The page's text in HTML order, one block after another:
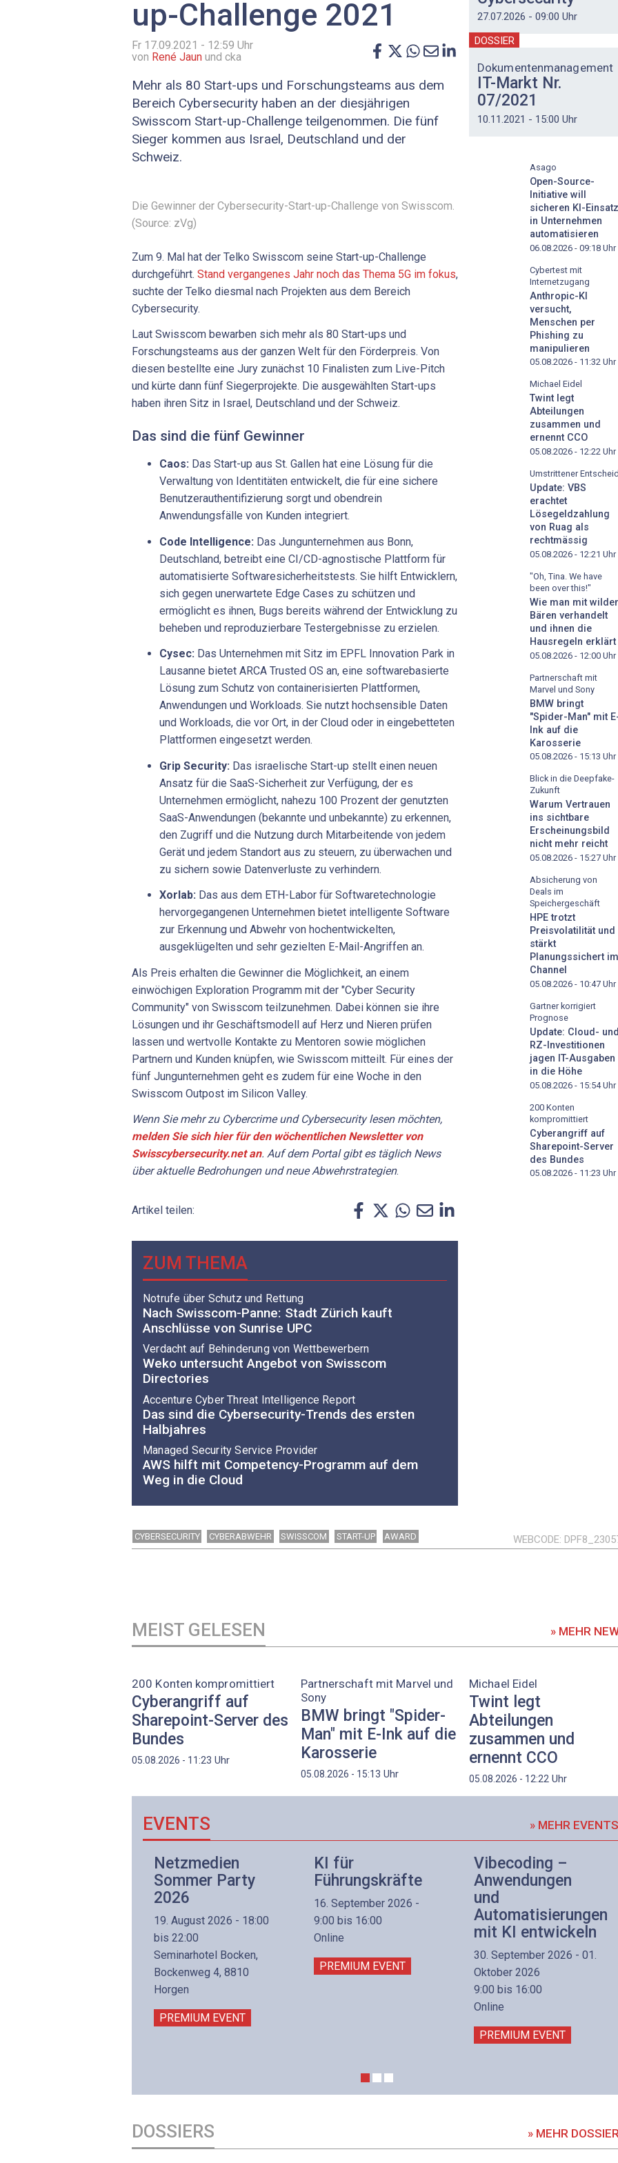
up-Challenge 2021
Fr 17.09.2021 - 12:59 Uhr
von René Jaun und cka
Mehr als 80 Start-ups und Forschungsteams aus dem
Bereich Cybersecurity haben an der diesjährigen
Swisscom Start-up-Challenge teilgenommen. Die fünf
Sieger kommen aus Israel, Deutschland und der
Schweiz.
Die Gewinner der Cybersecurity-Start-up-Challenge von Swisscom.
(Source: zVg)
Zum 9. Mal hat der Telko Swisscom seine Start-up-Challenge
durchgeführt. Stand vergangenes Jahr noch das Thema 5G im fokus,
suchte der Telko diesmal nach Projekten aus dem Bereich
Cybersecurity.
Laut Swisscom bewarben sich mehr als 80 Start-ups und
Forschungsteams aus der ganzen Welt für den Förderpreis. Von
diesen bestellte eine Jury zunächst 10 Finalisten zum Live-Pitch
und kürte dann fünf Siegerprojekte. Die ausgewählten Start-ups
haben ihren Sitz in Israel, Deutschland und der Schweiz.
Das sind die fünf Gewinner
Caos: Das Start-up aus St. Gallen hat eine Lösung für die
Verwaltung von Identitäten entwickelt, die für eine sichere
Benutzerauthentifizierung sorgt und obendrein
Anwendungsfälle von Kunden integriert.
Code Intelligence: Das Jungunternehmen aus Bonn,
Deutschland, betreibt eine CI/CD-agnostische Plattform für
automatisierte Softwaresicherheitstests. Sie hilft Entwicklern,
sich gegen unerwartete Edge Cases zu schützen und
ermöglicht es ihnen, Bugs bereits während der Entwicklung zu
beheben und reproduzierbare Testergebnisse zu erzielen.
Cysec: Das Unternehmen mit Sitz im EPFL Innovation Park in
Lausanne bietet ARCA Trusted OS an, eine softwarebasierte
Lösung zum Schutz von containerisierten Plattformen,
Anwendungen und Workloads. Sie nutzt hochsensible Daten
und Workloads, die vor Ort, in der Cloud oder in eingebetteten
Plattformen eingesetzt werden.
Grip Security: Das israelische Start-up stellt einen neuen
Ansatz für die SaaS-Sicherheit zur Verfügung, der es
Unternehmen ermöglicht, nahezu 100 Prozent der genutzten
SaaS-Anwendungen (bekannte und unbekannte) zu erkennen,
den Zugriff und die Nutzung durch Mitarbeitende von jedem
Gerät und jedem Standort aus zu steuern, zu überwachen und
zu sichern sowie Datenverluste zu verhindern.
Xorlab: Das aus dem ETH-Labor für Softwaretechnologie
hervorgegangenen Unternehmen bietet intelligente Software
zur Erkennung und Abwehr von hochentwickelten,
ausgeklügelten und sehr gezielten E-Mail-Angriffen an.
Als Preis erhalten die Gewinner die Möglichkeit, an einem
einwöchigen Exploration Programm mit der "Cyber Security
Community" von Swisscom teilzunehmen. Dabei können sie ihre
Lösungen und ihr Geschäftsmodell auf Herz und Nieren prüfen
lassen und wertvolle Kontakte zu Mentoren sowie möglichen
Partnern und Kunden knüpfen, wie Swisscom mitteilt. Für eines der
fünf Jungunternehmen geht es zudem für eine Woche in den
Swisscom Outpost im Silicon Valley.
Wenn Sie mehr zu Cybercrime und Cybersecurity lesen möchten,
melden Sie sich hier für den wöchentlichen Newsletter von
Swisscybersecurity.net an. Auf dem Portal gibt es täglich News
über aktuelle Bedrohungen und neue Abwehrstrategien.
Artikel teilen:
ZUM THEMA
Notrufe über Schutz und Rettung
Nach Swisscom-Panne: Stadt Zürich kauft
Anschlüsse von Sunrise UPC
Verdacht auf Behinderung von Wettbewerbern
Weko untersucht Angebot von Swisscom
Directories
Accenture Cyber Threat Intelligence Report
Das sind die Cybersecurity-Trends des ersten
Halbjahres
Managed Security Service Provider
AWS hilft mit Competency-Programm auf dem
Weg in die Cloud
27.07.2026 - 09:00 Uhr
DOSSIER
Dokumentenmanagement
IT-Markt Nr.
07/2021
10.11.2021 - 15:00 Uhr
Asago
Open-Source-
Initiative will
sicheren KI-Einsatz
in Unternehmen
automatisieren
06.08.2026 - 09:18 Uhr
Cybertest mit
Internetzugang
Anthropic-KI
versucht,
Menschen per
Phishing zu
manipulieren
05.08.2026 - 11:32 Uhr
Michael Eidel
Twint legt
Abteilungen
zusammen und
ernennt CCO
05.08.2026 - 12:22 Uhr
Umstrittener
Update: VBS
erachtet
Lösegeldzahlung
von Ruag als
rechtmässig
05.08.2026 - 12:21 Uhr
"Oh, Tina. We have
been over this!"
Wie man mit
Bären verhandelt
und ihnen die
Hausregeln erklärt
05.08.2026 - 12:00 Uhr
Partnerschaft mit
Marvel und Sony
BMW bringt
"Spider-Man" mit
Ink auf die
Karosserie
05.08.2026 - 15:13 Uhr
Blick in die Deepfake-
Zukunft
Warum Vertrauen
ins sichtbare
Erscheinungsbild
nicht mehr reicht
05.08.2026 - 15:27 Uhr
Absicherung von
Deals im
Speichergeschäft
HPE trotzt
Preisvolatilität und
stärkt
Planungssichert im
Channel
05.08.2026 - 10:47 Uhr
Gartner korrigiert
Prognose
Update: Cloud-
RZ-Investitionen
jagen IT-Ausgaben
in die Höhe
05.08.2026 - 15:54Uhr
200 Konten
kompromittiert
Cyberangriff auf
Sharepoint-Server
des Bundes
05.08.2026 - 11:23 Uhr
CYBERSECURITY CYBERABWEHR SWISSCOM START-UP AWARD WEBCODE
MEIST GELESEN » MEHR
200 Konten kompromittiert
Cyberangriff auf
Sharepoint-Server des
Bundes
05.08.2026 - 11:23 Uhr
Partnerschaft mit Marvel und
Sony
BMW bringt "Spider-
Man" mit E-Ink auf die
Karosserie
05.08.2026 - 15:13 Uhr
Michael Eidel
Twint legt
Abteilungen
zusammen und
ernennt CCO
05.08.2026 - 12:22 Uhr
EVENTS » MEHR
Netzmedien
Sommer Party
2026
19. August 2026 - 18:00
bis 22:00
Seminarhotel Bocken,
Bockenweg 4, 8810
Horgen
PREMIUM EVENT
KI für
Führungskräfte
16. September 2026 -
9:00 bis 16:00
Online
PREMIUM EVENT
Vibecoding –
Anwendungen
und
Automatisierungen
mit KI entwickeln
30. September 2026 - 01.
Oktober 2026
9:00 bis 16:00
Online
PREMIUM EVENT
DOSSIERS » MEHR